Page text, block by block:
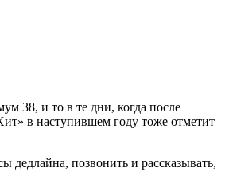
38, и то в те дни, когда после
в наступившем году тоже отметит
позвонить и рассказывать,